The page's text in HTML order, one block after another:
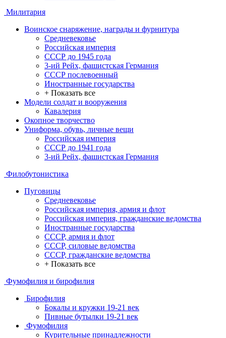
Милитария
Воинское снаряжение, награды и фурнитура
Средневековье
Российская империя
СССР до 1945 года
3-ий Рейх, фашистская Германия
СССР послевоенный
Иностранные государства
+ Показать все
Модели солдат и вооружения
Кавалерия
Окопное творчество
Униформа, обувь, личные вещи
Российская империя
СССР до 1941 года
3-ий Рейх, фашистская Германия
Филобутонистика
Пуговицы
Средневековье
Российская империя, армия и флот
Российская империя, гражданские ведомства
Иностранные государства
СССР, армия и флот
СССР, силовые ведомства
СССР, гражданские ведомства
+ Показать все
Фумофилия и бирофилия
Бирофилия
Бокалы и кружки 19-21 век
Пивные бутылки 19-21 век
Фумофилия
Курительные принадлежности